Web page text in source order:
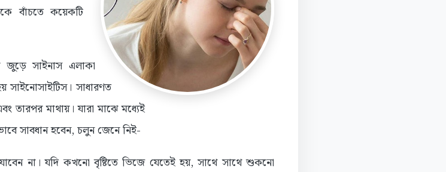
বাঁচতে কয়েকটি
সাইনাস এলাকা
সাইনোসাইটিস। সাধারণত
মাথায়। যারা মাঝে মধ্যেই
সাবধান হবেন, চলুন জেনে নিই-
না। যদি কখনো বৃষ্টিতে ভিজে যেতেই হয়, সাথে সাথে শুকনো